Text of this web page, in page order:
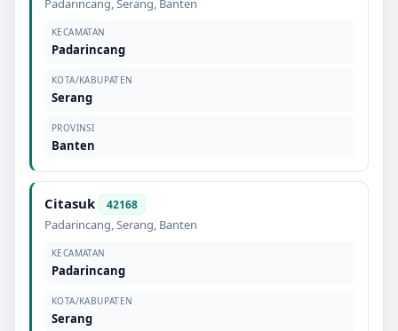
Padarincang,Serang, Banten
KECAMATAN
Padarincang
KOTA/KABUPATEN
Serang
PROVINSI
Banten
Citasuk 42168
Padarincang,Serang, Banten
KECAMATAN
Padarincang
KOTA/KABUPATEN
Serang